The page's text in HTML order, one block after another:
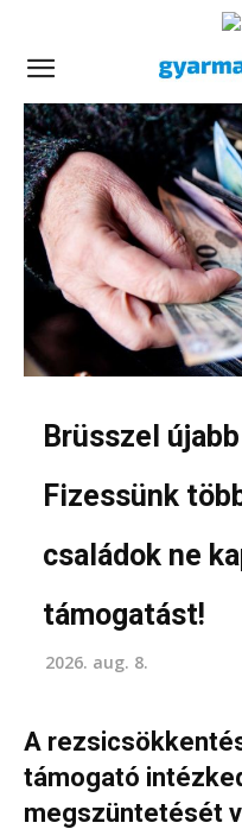
Brüsszel
Fizessünk
családok ne
támogatást!
2026. aug. 8.
A
támogató
megszüntetését